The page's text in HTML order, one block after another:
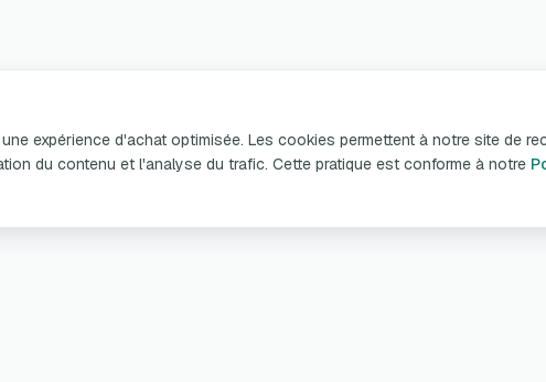
expérience d'achat optimisée. Les cookies permettent à notre site de
du contenu et l'analyse du trafic. Cette pratique est conforme à notre